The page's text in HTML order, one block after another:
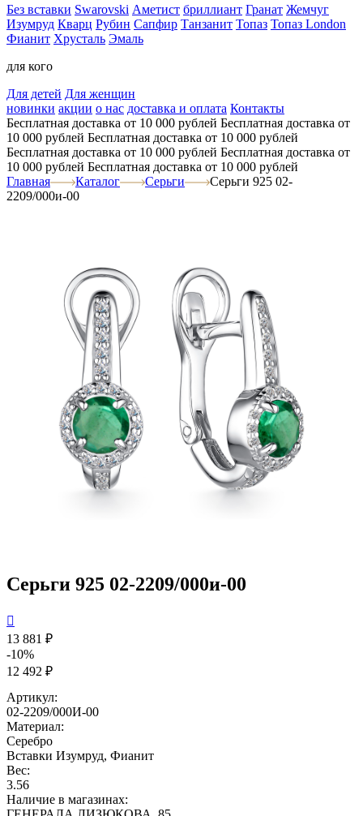
Без вставки Swarovski Аметист бриллиант Гранат Жемчуг
Изумруд Кварц Рубин Сапфир Танзанит Топаз Топаз London
Фианит Хрусталь Эмаль
для кого
Для детей Для женщин
новинки акции о нас доставка и оплата Контакты
Бесплатная доставка от 10 000 рублей Бесплатная доставка от
10 000 рублей Бесплатная доставка от 10 000 рублей
Бесплатная доставка от 10 000 рублей Бесплатная доставка от
10 000 рублей Бесплатная доставка от 10 000 рублей
Главная
Каталог Серьги
Серьги 925 02-
2209/000и-00
Серьги 925 02-2209/000и-00

13 881 ₽
-10%
12 492 ₽
Артикул:
02-2209/000И-00
Материал:
Серебро
Вставки Изумруд, Фианит
Вес:
3.56
Наличие в магазинах: